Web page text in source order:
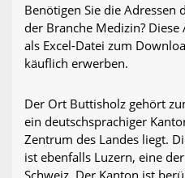
Benötigen Sie die Adressen
der Branche Medizin? Diese
als Excel-Datei zum
käuflich erwerben.
Der Ort Buttisholz gehört
ein deutschsprachiger
Zentrum des Landes liegt.
ist ebenfalls Luzern, eine
Schweiz. Der Kanton ist